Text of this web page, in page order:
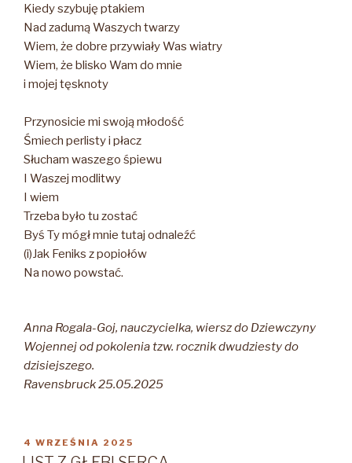
Kiedy szybuję ptakiem
Nad zadumą Waszych twarzy
Wiem, że dobre przywiały Was wiatry
Wiem, że blisko Wam do mnie
i mojej tęsknoty
Przynosicie mi swoją młodość
Śmiech perlisty i płacz
Słucham waszego śpiewu
I Waszej modlitwy
I wiem
Trzeba było tu zostać
Byś Ty mógł mnie tutaj odnaleźć
(i)Jak Feniks z popiołów
Na nowo powstać.
Anna Rogala-Goj, nauczycielka, wiersz do Dziewczyny
Wojennej od pokolenia tzw. rocznik dwudziesty do
dzisiejszego.
Ravensbruck 25.05.2025
OPUBLIKOWANE
W
4 WRZEŚNIA 2025